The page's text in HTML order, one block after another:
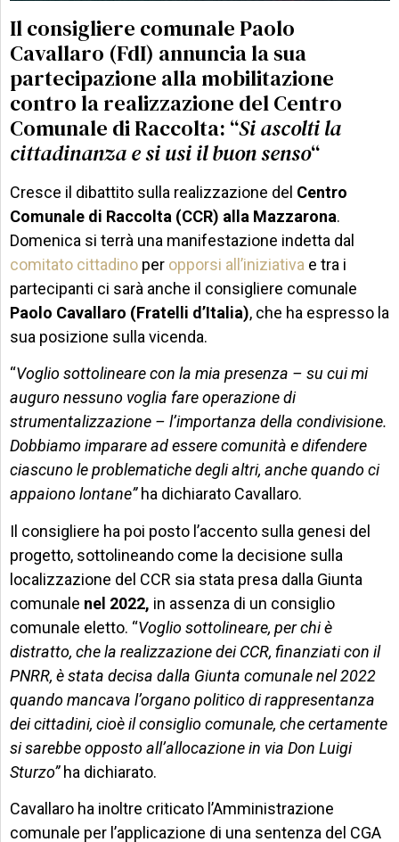
Il consigliere comunale Paolo
Cavallaro (FdI) annuncia la sua
partecipazione alla mobilitazione
contro la realizzazione del Centro
Comunale di Raccolta: “Si ascolti la
cittadinanza e si usi il buon senso“
Cresce il dibattito sulla realizzazione del Centro
Comunale di Raccolta (CCR) alla Mazzarona.
Domenica si terrà una manifestazione indetta dal
comitato cittadino per opporsi all’iniziativa e tra i
partecipanti ci sarà anche il consigliere comunale
Paolo Cavallaro (Fratelli d’Italia), che ha espresso la
sua posizione sulla vicenda.
“Voglio sottolineare con la mia presenza – su cui mi
auguro nessuno voglia fare operazione di
strumentalizzazione – l’importanza della condivisione.
Dobbiamo imparare ad essere comunità e difendere
ciascuno le problematiche degli altri, anche quando ci
appaiono lontane”ha dichiarato Cavallaro.
Il consigliere ha poi posto l’accento sulla genesi del
progetto, sottolineando come la decisione sulla
localizzazione del CCR sia stata presa dalla Giunta
comunale nel 2022, in assenza di un consiglio
comunale eletto. “Voglio sottolineare, per chi è
distratto, che la realizzazione dei CCR, finanziati con il
PNRR, è stata decisa dalla Giunta comunale nel 2022
quando mancava l’organo politico di rappresentanza
dei cittadini, cioè il consiglio comunale, che certamente
si sarebbe opposto all’allocazione in via Don Luigi
Sturzo”ha dichiarato.
Cavallaro ha inoltre criticato l’Amministrazione
comunale per l’applicazione di una sentenza del CGA